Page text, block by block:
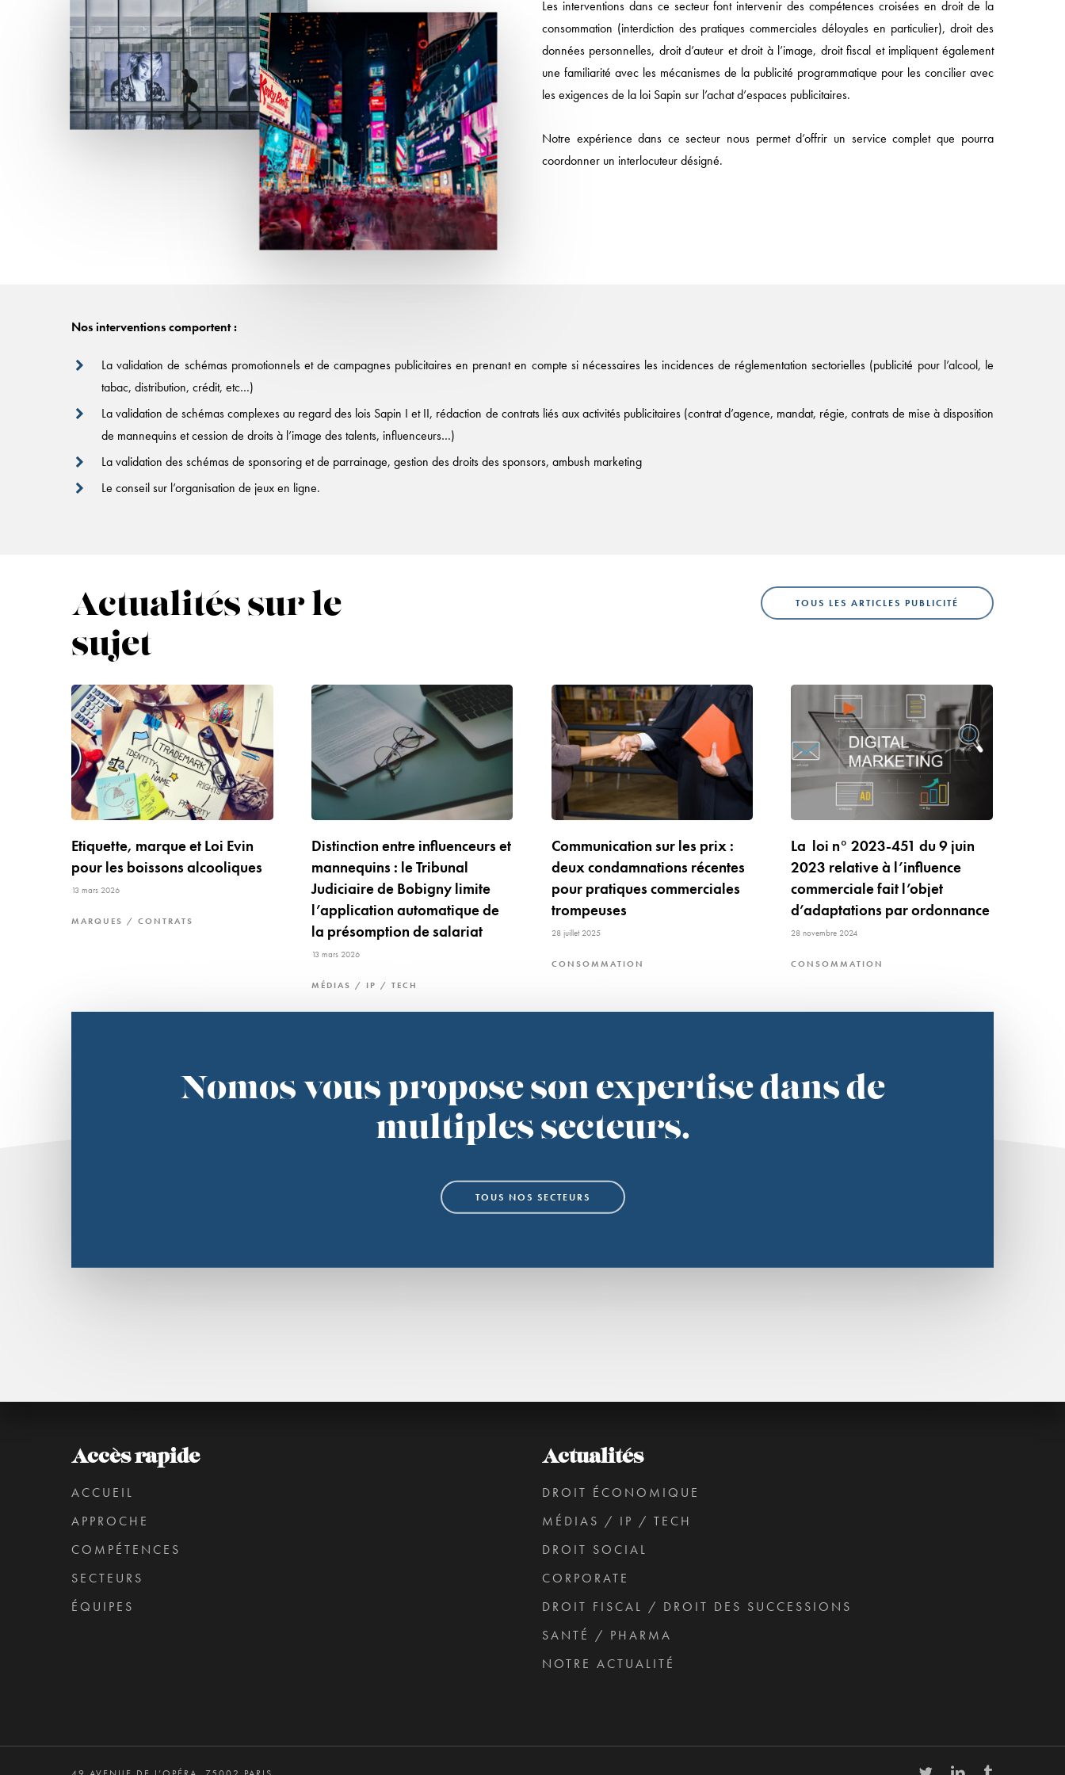
Les interventions dans ce secteur font intervenir des compétences croisées en droit de la
consommation (interdiction des pratiques commerciales déloyales en particulier), droit des
données personnelles, droit d’auteur et droit à l’image, droit fiscal et impliquent également
une familiarité avec les mécanismes de la publicité programmatique pour les concilier avec
les exigences de la loi Sapin sur l’achat d’espaces publicitaires.
Notre expérience dans ce secteur nous permet d’offrir un service complet que pourra
coordonner un interlocuteur désigné.
Nos interventions comportent :
La validation de schémas promotionnels et de campagnes publicitaires en prenant en compte si nécessaires les incidences de réglementation sectorielles (publicité pour l’alcool, le
tabac, distribution, crédit, etc…)
La validation de schémas complexes au regard des lois Sapin I et II, rédaction de contrats liés aux activités publicitaires (contrat d’agence, mandat, régie, contrats de mise à disposition
de mannequins et cession de droits à l’image des talents, influenceurs…)
La validation des schémas de sponsoring et de parrainage, gestion des droits des sponsors, ambush marketing
Le conseil sur l’organisation de jeux en ligne.
Actualités sur le
sujet
TOUS LES ARTICLES PUBLICITÉ
Etiquette, marque et Loi Evin
pour les boissons alcooliques
13 mars 2026
MARQUES / CONTRATS
Distinction entre influenceurs et
mannequins : le Tribunal
Judiciaire de Bobigny limite
l’application automatique de
la présomption de salariat
13 mars 2026
MÉDIAS / IP / TECH
Communication sur les prix :
deux condamnations récentes
pour pratiques commerciales
trompeuses
28 juillet 2025
CONSOMMATION
La loi n° 2023-451 du 9 juin
2023 relative à l’influence
commerciale fait l’objet
d’adaptations par ordonnance
28 novembre 2024
CONSOMMATION
Nomos vous propose son expertise dans de
multiples secteurs.
TOUS NOS SECTEURS
Accès rapide
ACCUEIL
APPROCHE
COMPÉTENCES
SECTEURS
ÉQUIPES
Actualités
DROIT ÉCONOMIQUE
MÉDIAS / IP / TECH
DROIT SOCIAL
CORPORATE
DROIT FISCAL / DROIT DES SUCCESSIONS
SANTÉ / PHARMA
NOTRE ACTUALITÉ
twitter linkedin tumblr